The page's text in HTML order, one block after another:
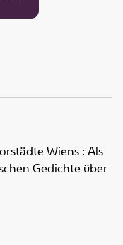
Wiens : Als
Gedichte über